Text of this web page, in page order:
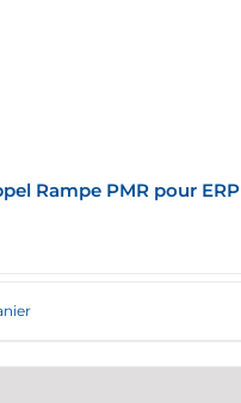
Rampe PMR pour ERP